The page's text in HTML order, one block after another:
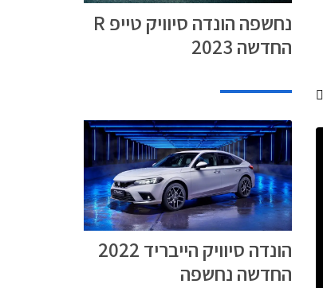
נחשפה הונדה סיוויק טייפ R
החדשה 2023
הונדה סיוויק הייבריד 2022
החדשה נחשפה